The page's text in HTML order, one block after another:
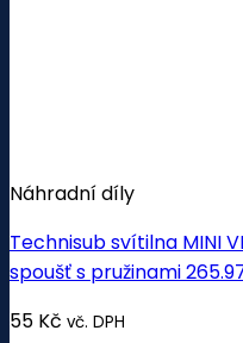
Náhradní díly
Technisub svítilna MINI
spoušť s pružinami
55 Kč vč. DPH